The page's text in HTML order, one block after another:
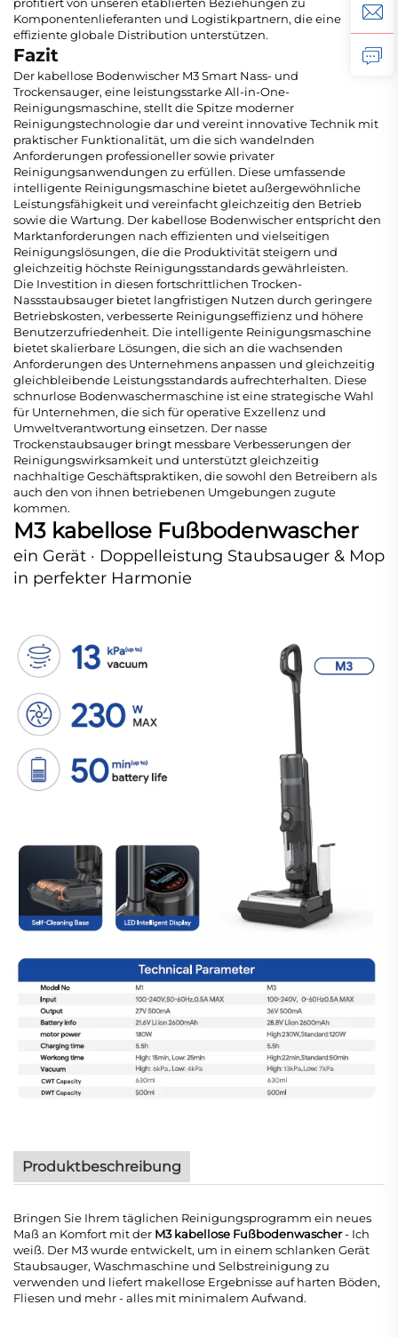
Komponentenlieferanten und Logistikpartnern, die eine
effiziente globale Distribution unterstützen.
Fazit
Der kabellose Bodenwischer M3 Smart Nass- und
Trockensauger, eine leistungsstarke All-in-One-
Reinigungsmaschine, stellt die Spitze moderner
Reinigungstechnologie dar und vereint innovative Technik mit
praktischer Funktionalität, um die sich wandelnden
Anforderungen professioneller sowie privater
Reinigungsanwendungen zu erfüllen. Diese umfassende
intelligente Reinigungsmaschine bietet außergewöhnliche
Leistungsfähigkeit und vereinfacht gleichzeitig den Betrieb
sowie die Wartung. Der kabellose Bodenwischer entspricht den
Marktanforderungen nach effizienten und vielseitigen
Reinigungslösungen, die die Produktivität steigern und
gleichzeitig höchste Reinigungsstandards gewährleisten.
Die Investition in diesen fortschrittlichen Trocken-
Nassstaubsauger bietet langfristigen Nutzen durch geringere
Betriebskosten, verbesserte Reinigungseffizienz und höhere
Benutzerzufriedenheit. Die intelligente Reinigungsmaschine
bietet skalierbare Lösungen, die sich an die wachsenden
Anforderungen des Unternehmens anpassen und gleichzeitig
gleichbleibende Leistungsstandards aufrechterhalten. Diese
schnurlose Bodenwaschermaschine ist eine strategische Wahl
für Unternehmen, die sich für operative Exzellenz und
Umweltverantwortung einsetzen. Der nasse
Trockenstaubsauger bringt messbare Verbesserungen der
Reinigungswirksamkeit und unterstützt gleichzeitig
nachhaltige Geschäftspraktiken, die sowohl den Betreibern als
auch den von ihnen betriebenen Umgebungen zugute
kommen.
M3 kabellose Fußbodenwascher
ein Gerät · Doppelleistung Staubsauger & Mop
in perfekter Harmonie
Produktbeschreibung
Bringen Sie Ihrem täglichen Reinigungsprogramm ein neues
Maß an Komfort mit der M3 kabellose Fußbodenwascher- Ich
weiß. Der M3 wurde entwickelt, um in einem schlanken Gerät
Staubsauger, Waschmaschine und Selbstreinigung zu
verwenden und liefert makellose Ergebnisse auf harten Böden,
Fliesen und mehr - alles mit minimalem Aufwand.